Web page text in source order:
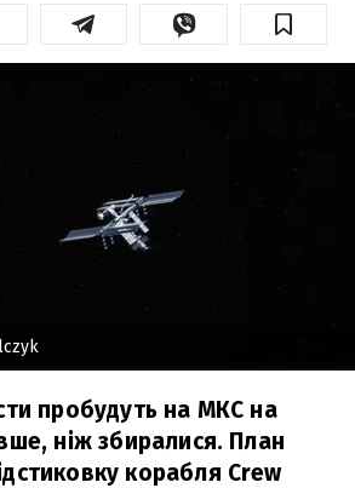
пробудуть на МКС на
ніж збиралися. План
корабля Crew